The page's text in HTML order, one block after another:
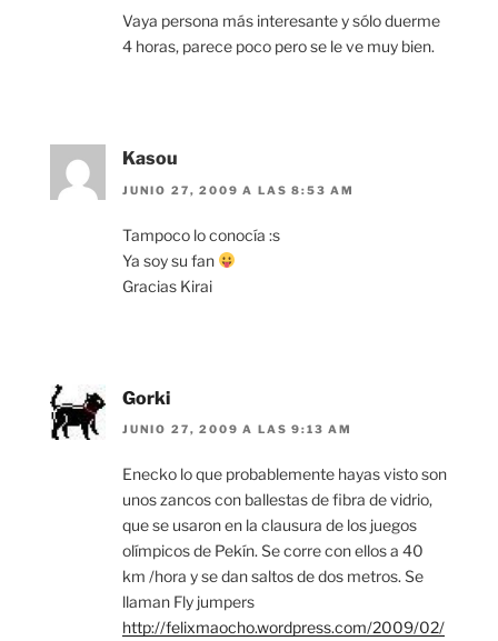
Vaya persona más interesante y sólo duerme
4 horas, parece poco pero se le ve muy bien.
Kasou
JUNIO 27, 2009 A LAS 8:53 AM
Tampoco lo conocía :s
Ya soy su fan
Gracias Kirai
Gorki
JUNIO 27, 2009 A LAS 9:13 AM
Enecko lo que probablemente hayas visto son
unos zancos con ballestas de fibra de vidrio,
que se usaron en la clausura de los juegos
olímpicos de Pekín. Se corre con ellos a 40
km /hora y se dan saltos de dos metros. Se
llaman Fly jumpers
http://felixmaocho.wordpress.com/2009/02/